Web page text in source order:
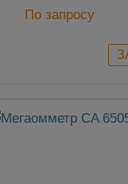
По запросу